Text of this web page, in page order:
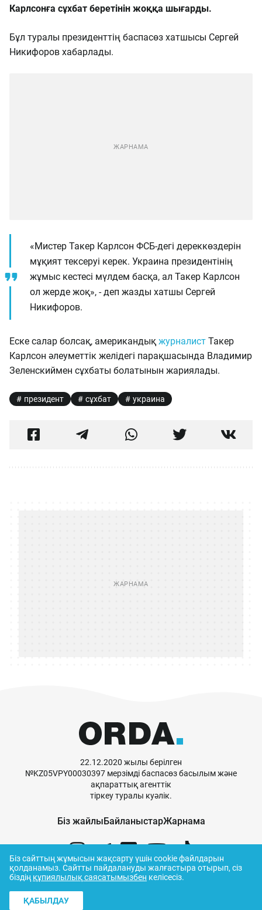
Карлсонға сұхбат беретінін жоққа шығарды.
Бұл туралы президенттің баспасөз хатшысы Сергей
Никифоров хабарлады.
«Мистер Такер Карлсон ФСБ-дегі дереккөздерін
мұқият тексеруі керек. Украина президентінің
жұмыс кестесі мүлдем басқа, ал Такер Карлсон
ол жерде жоқ», - деп жазды хатшы Сергей
Никифоров.
Еске салар болсақ, американдық журналист Такер
Карлсон әлеуметтік желідегі парақшасында Владимир
Зеленскиймен сұхбаты болатынын жариялады.
президент сұхбат украина
22.12.2020 жылы берілген
№KZ05VPY00030397 мерзімді баспасөз басылым және
ақпараттық агенттік
тіркеу туралы куәлік.
Біз жайлыБайланыстарЖарнама
© ORDA,2026
Біз сайттың жұмысын жақсарту үшін cookie файлдарын
қолданамыз. Сайтты пайдалануды жалғастыра отырып, сіз
біздің құпиялылық саясатымызбен келісесіз.
ҚАБЫЛДАУ